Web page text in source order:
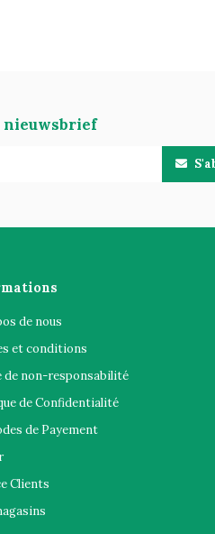
de nous
et conditions
de non-responsabilité
de Confidentialité
de Payement
Clients